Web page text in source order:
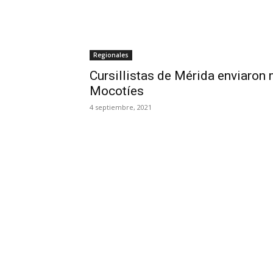
Regionales
Cursillistas de Mérida enviaron
Mocotíes
4 septiembre, 2021